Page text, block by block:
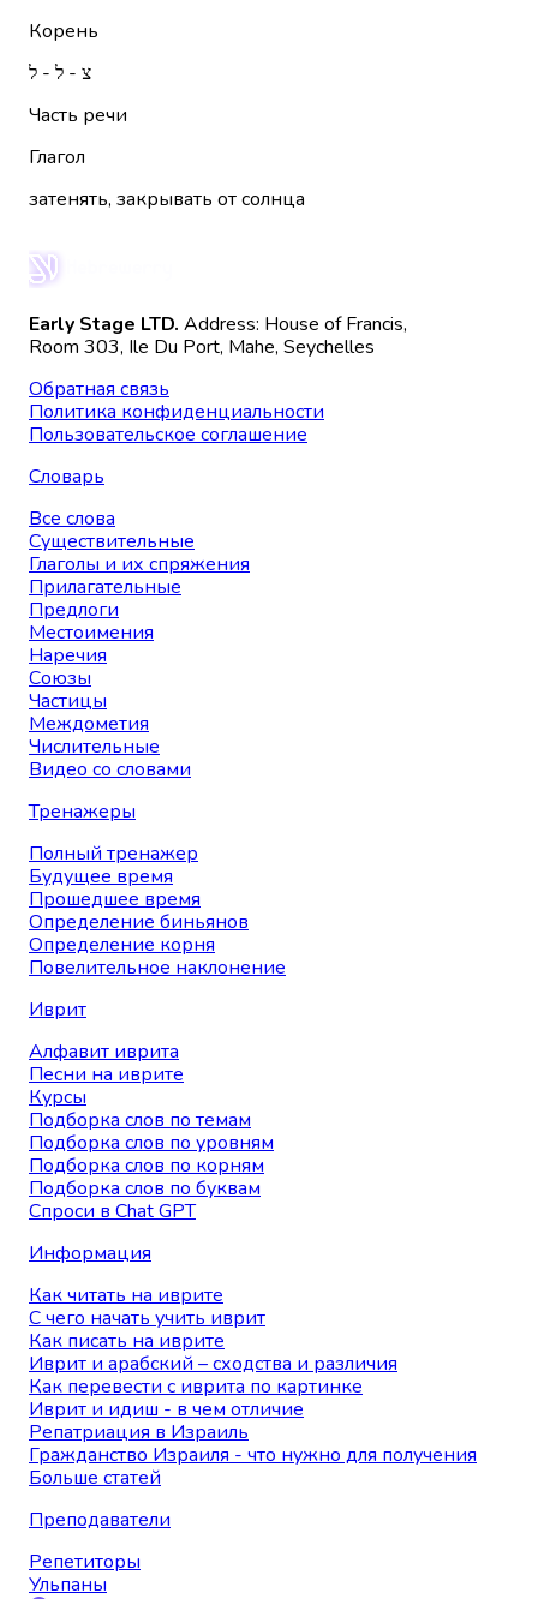
Корень
צ - ל - ל
Часть речи
Глагол
затенять, закрывать от солнца
Early Stage LTD. Address: House of Francis,
Room 303, Ile Du Port, Mahe, Seychelles
Обратная связь
Политика конфиденциальности
Пользовательское соглашение
Словарь
Все слова
Существительные
Глаголы и их спряжения
Прилагательные
Предлоги
Местоимения
Наречия
Союзы
Частицы
Междометия
Числительные
Видео со словами
Тренажеры
Полный тренажер
Будущее время
Прошедшее время
Определение биньянов
Определение корня
Повелительное наклонение
Иврит
Алфавит иврита
Песни на иврите
Курсы
Подборка слов по темам
Подборка слов по уровням
Подборка слов по корням
Подборка слов по буквам
Спроси в Chat GPT
Информация
Как читать на иврите
С чего начать учить иврит
Как писать на иврите
Иврит и арабский – сходства и различия
Как перевести с иврита по картинке
Иврит и идиш - в чем отличие
Репатриация в Израиль
Гражданство Израиля - что нужно для получения
Больше статей
Преподаватели
Репетиторы
Ульпаны